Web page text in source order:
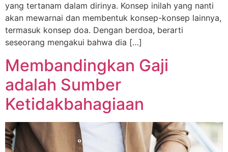
yang tertanam dalam dirinya. Konsep inilah yang nanti
akan mewarnai dan membentuk konsep-konsep lainnya,
termasuk konsep doa. Dengan berdoa, berarti
seseorang mengakui bahwa dia […]
Membandingkan Gaji
adalah Sumber
Ketidakbahagiaan